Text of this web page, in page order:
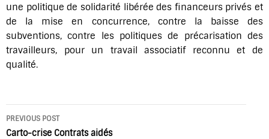
une politique de solidarité libérée des financeurs privés et
de la mise en concurrence, contre la baisse des
subventions, contre les politiques de précarisation des
travailleurs, pour un travail associatif reconnu et de
qualité.
Post
PREVIOUS POST
Carto-crise Contrats aidés